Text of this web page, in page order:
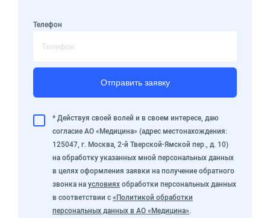
Телефон
Отправить заявку
* Действуя своей волей и в своем интересе, даю
согласие АО «Медицина» (адрес местонахождения:
125047, г. Москва, 2-й Тверской-Ямской пер., д. 10)
на обработку указанных мной персональных данных
в целях оформления заявки на получение обратного
звонка на условиях обработки персональных данных
в соответствии с «Политикой обработки
персональных данных в АО «Медицина».